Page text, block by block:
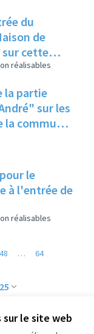
le site web
du
de
cette
réalisables
la partie
sur les
la commune
des
le
à l'entrée de
réalisables
25
48 … 64